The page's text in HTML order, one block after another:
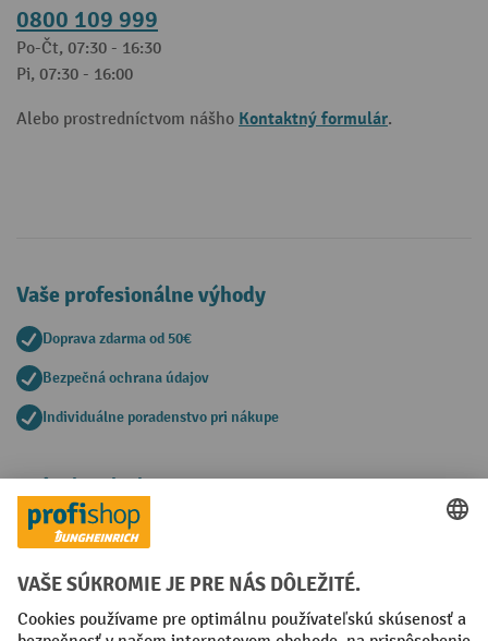
0800 109 999
Po-Čt, 07:30 - 16:30
Pi, 07:30 - 16:00
Alebo prostredníctvom nášho Kontaktný formulár.
Vaše profesionálne výhody
Doprava zdarma od 50€
Bezpečná ochrana údajov
Individuálne poradenstvo pri nákupe
Spôsoby platby
Creditcard (Master)Creditcard (Visa)
Faktúra Predplatba